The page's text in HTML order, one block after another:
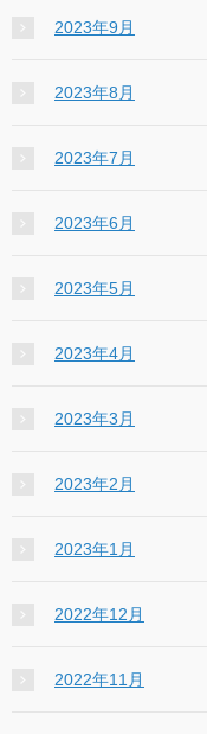
2023年9月
2023年8月
2023年7月
2023年6月
2023年5月
2023年4月
2023年3月
2023年2月
2023年1月
2022年12月
2022年11月